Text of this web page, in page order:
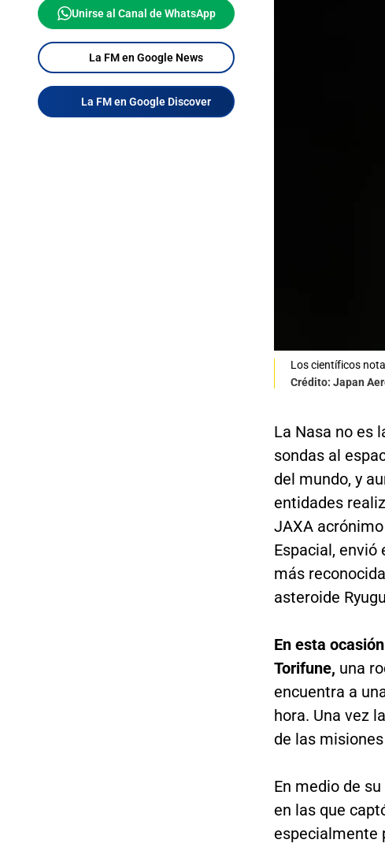
Unirse al Canal de WhatsApp
La FM en Google News
La FM en Google Discover
Los científicos
Crédito: Japan
La Nasa no es
sondas al
del mundo, y
entidades
JAXA
Espacial, envió
más
asteroide
En esta
Torifune, una
encuentra a
hora. Una vez
de las
En medio de
en las que
especialmente